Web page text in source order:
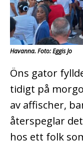
Havanna. Foto: Eggis Jo
Öns gator
tidigt på
av affischer,
återspeglar
hos ett folk